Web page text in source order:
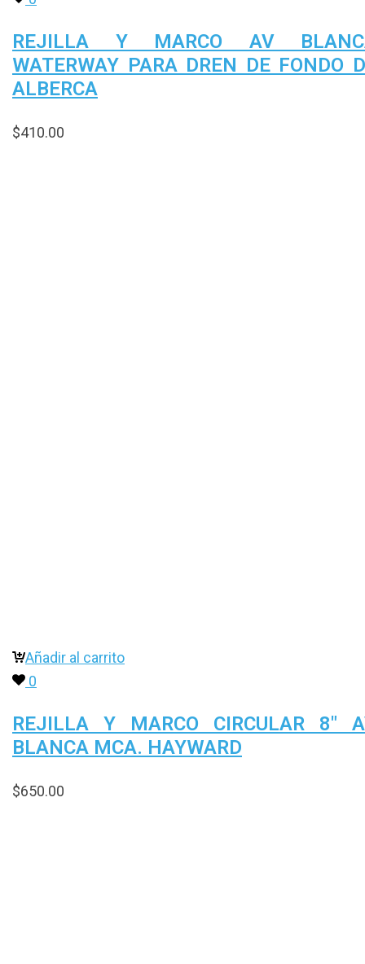
REJILLA Y MARCO AV
WATERWAY PARA DREN DE FONDO
ALBERCA
$410.00
Añadir al carrito
0
REJILLA Y MARCO CIRCULAR 8″
BLANCA MCA. HAYWARD
$650.00